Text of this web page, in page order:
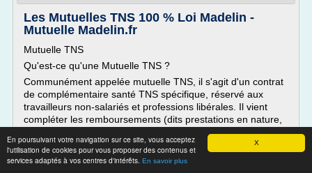
X
En poursuivant votre navigation sur ce site, vous acceptez
l'utilisation de cookies pour vous proposer des contenus et
services adaptés à vos centres d'intérêts. En savoir plus
Les Mutuelles TNS 100 % Loi Madelin -
Mutuelle Madelin.fr
Mutuelle TNS
Qu'est-ce qu'une Mutuelle TNS ?
Communément appelée mutuelle TNS, il s'agit d'un contrat
de complémentaire santé TNS spécifique, réservé aux
travailleurs non-salariés et professions libérales. Il vient
compléter les remboursements (dits prestations en nature,
frais hospitalier, honoraires, dentaire, optique,...) de
l'assurance maladie obligatoire, en partie ou en totalité...
Lire la suite